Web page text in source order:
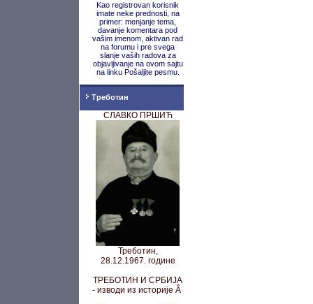
Kao registrovan korisnik
imate neke prednosti, na
primer: menjanje tema,
davanje komentara pod
vašim imenom, aktivan rad
na forumu i pre svega
slanje vaših radova za
objavljivanje na ovom sajtu
na linku Pošaljite pesmu.
Треботин
СЛАВКО ПРШИЋ
Треботин,
28.12.1967. године
ТРЕБОТИН И СРБИЈА
- изводи из историје Â